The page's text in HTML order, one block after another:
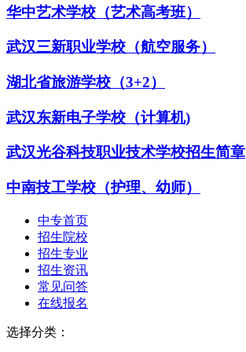
华中艺术学校（艺术高考班）
武汉三新职业学校（航空服务）
湖北省旅游学校（3+2）
武汉东新电子学校（计算机)
武汉光谷科技职业技术学校招生简章
中南技工学校（护理、幼师）
中专首页
招生院校
招生专业
招生资讯
常见问答
在线报名
选择分类：